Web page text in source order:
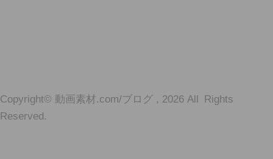
Copyright© 動画素材.com/ブログ , 2026 All Rights
Reserved.